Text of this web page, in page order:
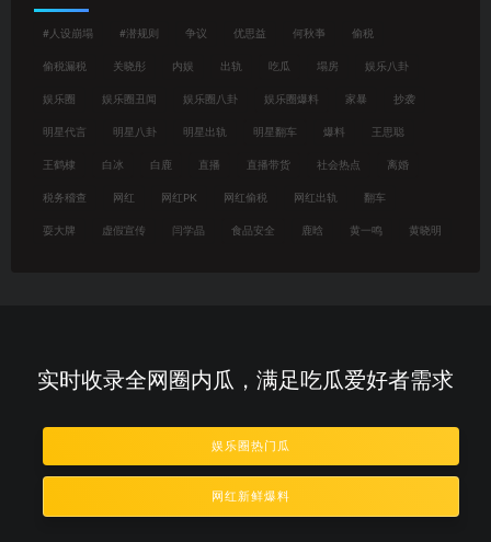
#人设崩塌 #潜规则 争议 优思益 何秋亊 偷税
偷税漏税 关晓彤 内娱 出轨 吃瓜 塌房 娱乐八卦
娱乐圈 娱乐圈丑闻 娱乐圈八卦 娱乐圈爆料 家暴 抄袭
明星代言 明星八卦 明星出轨 明星翻车 爆料 王思聪
王鹤棣 白冰 白鹿 直播 直播带货 社会热点 离婚
税务稽查 网红 网红PK 网红偷税 网红出轨 翻车
耍大牌 虚假宣传 闫学晶 食品安全 鹿晗 黄一鸣 黄晓明
实时收录全网圈内瓜，满足吃瓜爱好者需求
娱乐圈热门瓜
网红新鲜爆料